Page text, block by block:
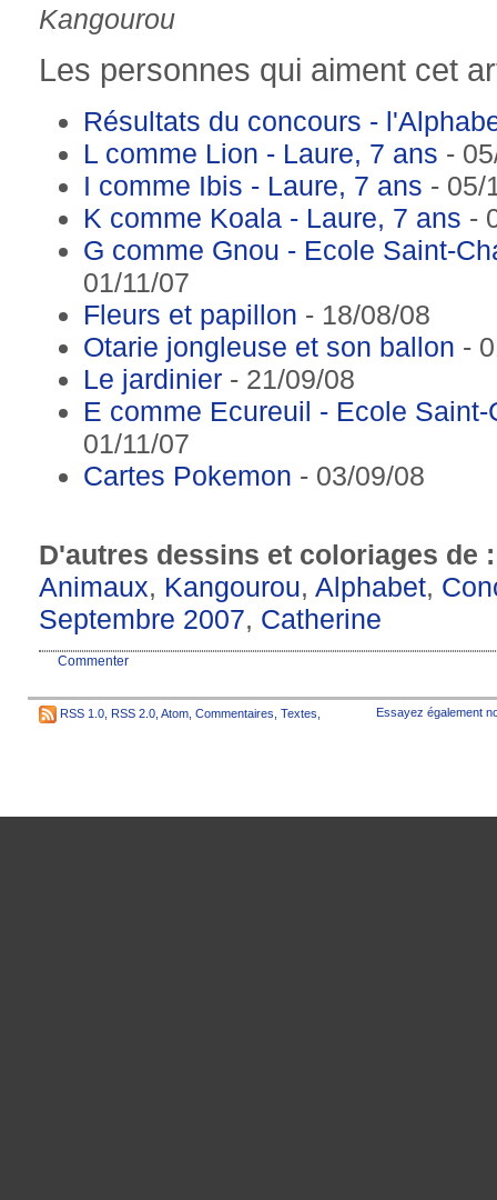
Kangourou
Les personnes qui aiment cet
Résultats du concours -
L comme Lion - Laure, 7 ans -
I comme Ibis - Laure, 7 ans - 05/
K comme Koala - Laure, 7 ans -
G comme Gnou - Ecole Saint-
01/11/07
Fleurs et papillon - 18/08/08
Otarie jongleuse et son ballon -
Le jardinier - 21/09/08
E comme Ecureuil - Ecole
01/11/07
Cartes Pokemon - 03/09/08
D'autres dessins et coloriages de
Animaux, Kangourou, Alphabet,
Septembre 2007, Catherine
Commenter
RSS 1.0 RSS 2.0 Atom Commentaires Textes Essayez également